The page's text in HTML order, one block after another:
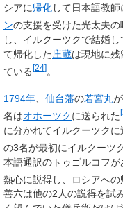
シアに帰化して日本語教師
ンの支援を受けた光太夫
し、イルクーツクで結婚し
て帰化した庄蔵は現地に
ている [24] 。
1794年、 仙台藩の若宮丸
名はオホーツクに送られた [
に分かれてイルクーツクに
の3名が最初にイルクーツ
本語通訳のトゥゴルコフ
熱心に説得し、ロシアへ
善六は他の2人の説得を試